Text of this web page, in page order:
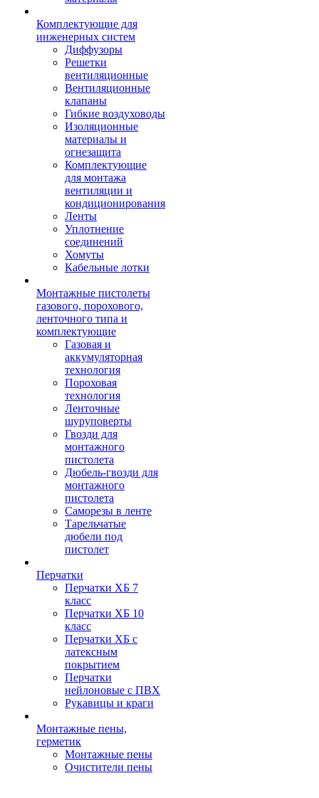
Комплектующие для
инженерных систем
Диффузоры
Решетки
вентиляционные
Вентиляционные
клапаны
Гибкие воздуховоды
Изоляционные
материалы и
огнезащита
Комплектующие
для монтажа
вентиляции и
кондиционирования
Ленты
Уплотнение
соединений
Хомуты
Кабельные лотки
Монтажные пистолеты
газового, порохового,
ленточного типа и
комплектующие
Газовая и
аккумуляторная
технология
Пороховая
технология
Ленточные
шуруповерты
Гвозди для
монтажного
пистолета
Дюбель-гвозди для
монтажного
пистолета
Саморезы в ленте
Тарельчатые
дюбели под
пистолет
Перчатки
Перчатки ХБ 7
класс
Перчатки ХБ 10
класс
Перчатки ХБ с
латексным
покрытием
Перчатки
нейлоновые с ПВХ
Рукавицы и краги
Монтажные пены,
герметик
Монтажные пены
Очистители пены